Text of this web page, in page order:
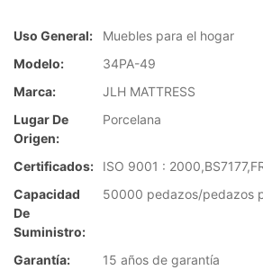
Uso General:
Muebles para el hogar
Modelo:
34PA-49
Marca:
JLH MATTRESS
Lugar De
Origen:
Porcelana
Certificados:
ISO 9001 :
Capacidad
De
Suministro:
50000 pedazos/pedazos
Garantía:
15 años de garantía